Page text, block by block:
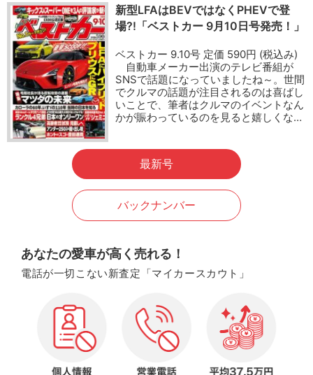
新型LFAはBEVではなくPHEVで登
場?!「ベストカー 9月10日号発売！」
ベストカー 9.10号 定価 590円 (税込み)
自動車メーカー出演のテレビ番組が
SNSで話題になっていましたね～。世間
でクルマの話題が注目されるのは喜ばし
いことで、筆者はクルマのイベントなん
かが賑わっているのを見ると嬉しくな…
最新号
バックナンバー
あなたの愛車が高く売れる！
電話が一切こない新査定「マイカースカウト」